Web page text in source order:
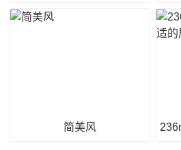
简美风